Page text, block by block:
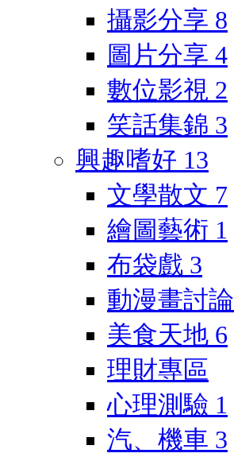
攝影分享 8
圖片分享 4
數位影視 2
笑話集錦 3
興趣嗜好 13
文學散文 7
繪圖藝術 1
布袋戲 3
動漫畫討論
美食天地 6
理財專區
心理測驗 1
汽、機車 3